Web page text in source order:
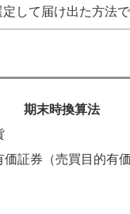
して届け出た方法で
期末時換算法
価証券（売買目的有価